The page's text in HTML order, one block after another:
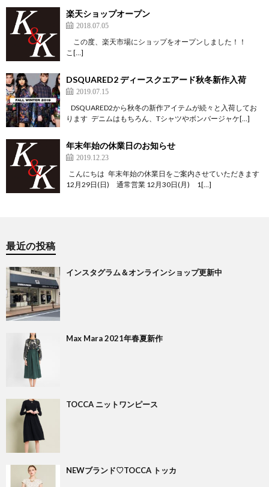
楽天ショップオープン
2018.07.05
この度、楽天市場にショップをオープンしました！！
こ[…]
DSQUARED2 ディースクエアード秋冬新作入荷
2019.07.15
DSQUARED2から秋冬の新作アイテムが続々と入荷してお
ります デニムはもちろん、Tシャツやボンバージャケ[…]
年末年始の休業日のお知らせ
2019.12.23
こんにちは 年末年始の休業日をご案内させていただきます
12月29日(日) 通常営業 12月30日(月) 1[…]
最近の投稿
インスタグラム＆オンラインショップ更新中
Max Mara 2021年春夏新作
TOCCA ニットワンピース
NEWブランド♡TOCCA トッカ